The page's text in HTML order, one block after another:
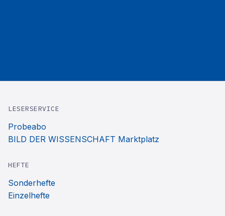
LESERSERVICE
Probeabo
BILD DER WISSENSCHAFT Marktplatz
HEFTE
Sonderhefte
Einzelhefte